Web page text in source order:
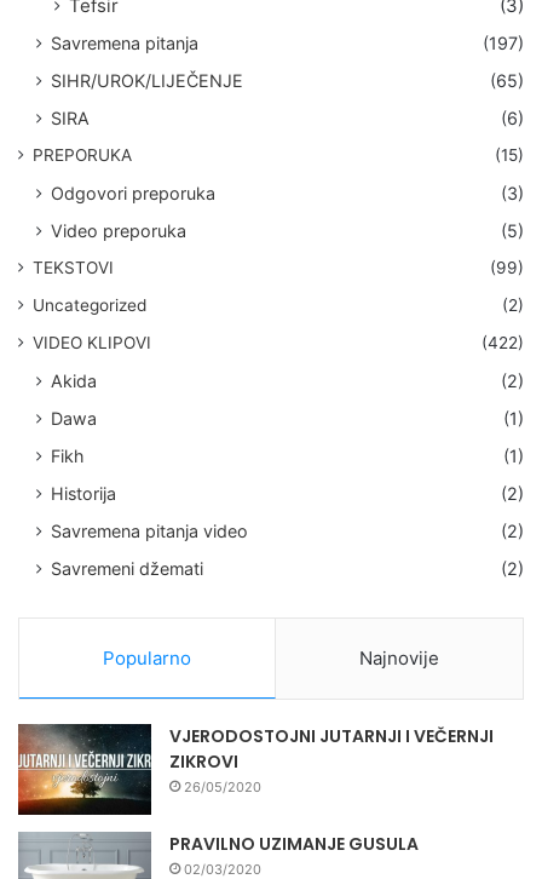
Tefsir
(3)
Savremena pitanja
(197)
SIHR/UROK/LIJEČENJE
(65)
SIRA
(6)
PREPORUKA (15)
Odgovori preporuka
(3)
Video preporuka
(5)
TEKSTOVI
(99)
Uncategorized
(2)
VIDEO KLIPOVI
(422)
Akida
(2)
Dawa
(1)
Fikh
(1)
Historija
(2)
Savremena pitanja video
(2)
Savremeni džemati
(2)
Popularno Najnovije
VJERODOSTOJNI JUTARNJI I VEČERNJI
ZIKROVI
26/05/2020
PRAVILNO UZIMANJE GUSULA
02/03/2020